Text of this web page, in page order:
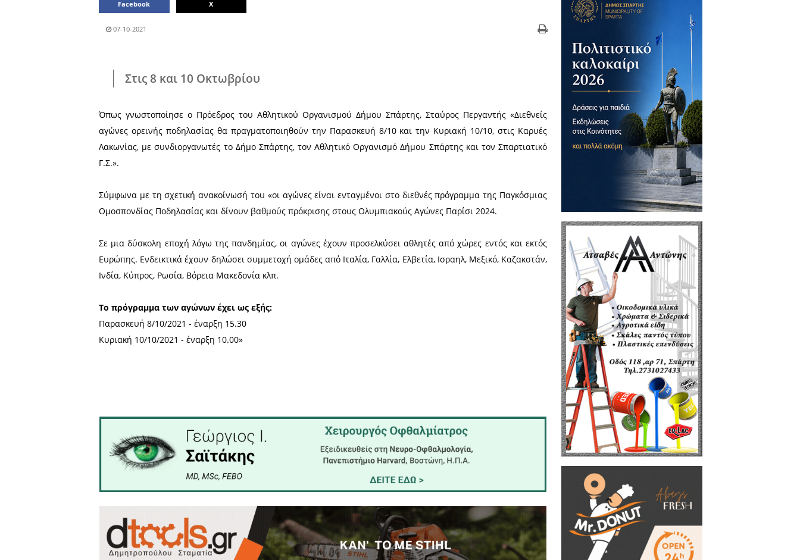
Μοιράσου το άρθρο:
Facebook Χ
Στις 8 και 10 Οκτωβρίου
Όπως γνωστοποίησε ο Πρόεδρος του Αθλητικού Οργανισμού Δήμου Σπάρτης, Σταύρος Περγαντής «Διεθνείς
αγώνες ορεινής ποδηλασίας θα πραγματοποιηθούν την Παρασκευή 8/10 και την Κυριακή 10/10, στις Καρυές
Λακωνίας, με συνδιοργανωτές το Δήμο Σπάρτης, τον Αθλητικό Οργανισμό Δήμου Σπάρτης και τον Σπαρτιατικό
Γ.Σ.».
Σύμφωνα με τη σχετική ανακοίνωσή του «οι αγώνες είναι ενταγμένοι στο διεθνές πρόγραμμα της Παγκόσμιας
Ομοσπονδίας Ποδηλασίας και δίνουν βαθμούς πρόκρισης στους Ολυμπιακούς Αγώνες Παρίσι 2024.
Σε μια δύσκολη εποχή λόγω της πανδημίας, οι αγώνες έχουν προσελκύσει αθλητές από χώρες εντός και εκτός
Ευρώπης. Ενδεικτικά έχουν δηλώσει συμμετοχή ομάδες από Ιταλία, Γαλλία, Ελβετία, Ισραηλ, Μεξικό, Καζακστάν,
Ινδία, Κύπρος, Ρωσία, Βόρεια Μακεδονία κλπ.
Το πρόγραμμα των αγώνων έχει ως εξής:
Παρασκευή 8/10/2021 - έναρξη 15.30